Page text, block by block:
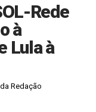
Rede
à
Lula à
Redação